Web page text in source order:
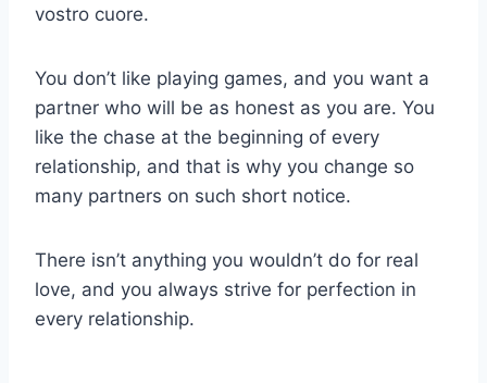
vostro cuore.
You don’t like playing games, and you want a
partner who will be as honest as you are. You
like the chase at the beginning of every
relationship, and that is why you change so
many partners on such short notice.
There isn’t anything you wouldn’t do for real
love, and you always strive for perfection in
every relationship.